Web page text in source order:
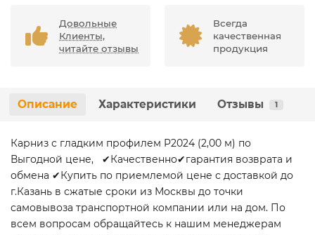
Довольные
Клиенты,
читайте отзывы
Всегда
качественная
продукция
Описание Характеристики Отзывы 1
Карниз с гладким профилем P2024 (2,00 м) по
Выгодной цене, ✔Качественно✔гарантия возврата и
обмена ✔Купить по приемлемой цене с доставкой до
г.Казань в сжатые сроки из Москвы до точки
самовывоза транспортной компании или на дом. По
всем вопросам обращайтесь к нашим менеджерам